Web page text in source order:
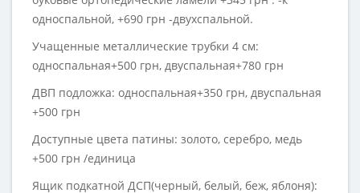
односпальной, +690 грн -двухспальной.
Учащенные металлические трубки 4 см:
односпальная+500 грн, двуспальная+780 грн
ДВП подложка: односпальная+350 грн, двуспальная
+500 грн
Доступные цвета патины: золото, серебро, медь
+500 грн /единица
Ящик подкатной ДСП(черный, белый, беж, яблоня):